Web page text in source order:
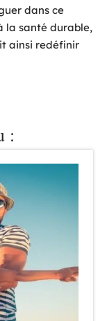
dans ce
la santé durable,
ainsi redéfinir
: